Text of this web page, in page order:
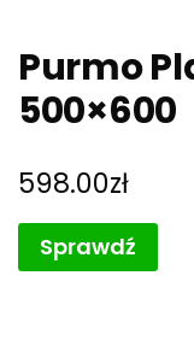
Purmo
500×600
598.00zł
Sprawdź